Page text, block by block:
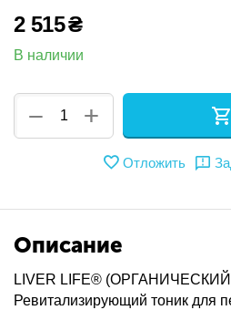
2 515₴
В наличии
+
−
Отложить
Описание
LIVER LIFE®
Ревитализирующий тоник для